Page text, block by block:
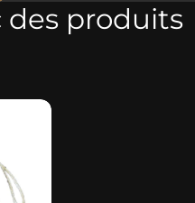
des produits